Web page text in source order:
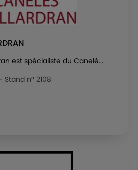
est spécialiste du Canelé...
Stand n° 2108